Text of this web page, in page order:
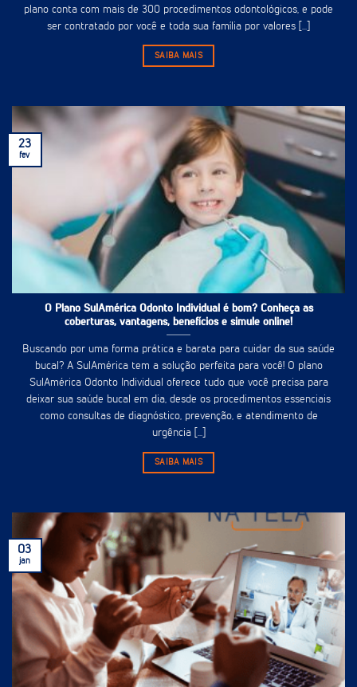
plano conta com mais de 300 procedimentos odontológicos, e pode
ser contratado por você e toda sua família por valores [...]
SAIBA MAIS
O Plano SulAmérica Odonto Individual é bom? Conheça as
coberturas, vantagens, benefícios e simule online!
Buscando por uma forma prática e barata para cuidar da sua saúde
bucal? A SulAmérica tem a solução perfeita para você! O plano
SulAmérica Odonto Individual oferece tudo que você precisa para
deixar sua saúde bucal em dia, desde os procedimentos essenciais
como consultas de diagnóstico, prevenção, e atendimento de
urgência [...]
SAIBA MAIS
23
fev
03
jan